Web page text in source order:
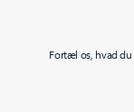
Fortæl os, hvad du